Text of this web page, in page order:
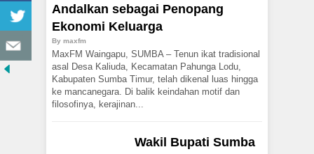
Andalkan sebagai Penopang
Ekonomi Keluarga
By maxfm
MaxFM Waingapu, SUMBA – Tenun ikat tradisional
asal Desa Kaliuda, Kecamatan Pahunga Lodu,
Kabupaten Sumba Timur, telah dikenal luas hingga
ke mancanegara. Di balik keindahan motif dan
filosofinya, kerajinan...
Wakil Bupati Sumba